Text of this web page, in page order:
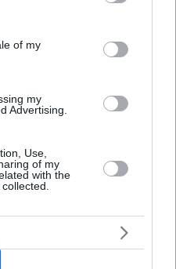
and its third-party tags to
purposes in below Google
of my
my
Advertising.
Use,
of my
with the
ΣΧΟΛΙΩΝ